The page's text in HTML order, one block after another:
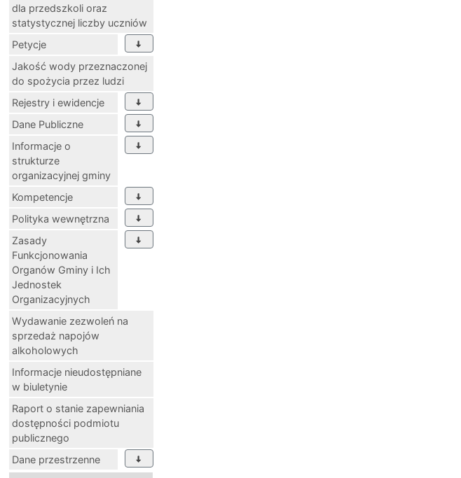
dla przedszkoli oraz
statystycznej liczby uczniów
Petycje
Jakość wody przeznaczonej
do spożycia przez ludzi
Rejestry i ewidencje
Dane Publiczne
Informacje o
strukturze
organizacyjnej gminy
Kompetencje
Polityka wewnętrzna
Zasady
Funkcjonowania
Organów Gminy i Ich
Jednostek
Organizacyjnych
Wydawanie zezwoleń na
sprzedaż napojów
alkoholowych
Informacje nieudostępniane
w biuletynie
Raport o stanie zapewniania
dostępności podmiotu
publicznego
Dane przestrzenne